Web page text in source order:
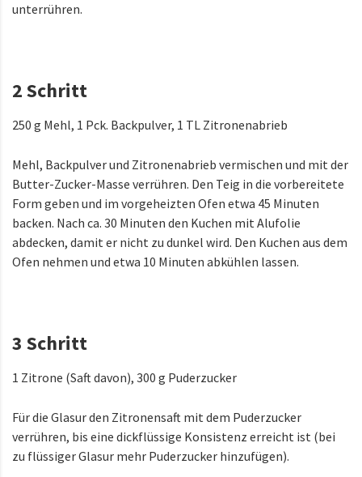
unterrühren.
2 Schritt
250 g Mehl, 1 Pck. Backpulver, 1 TL Zitronenabrieb
Mehl, Backpulver und Zitronenabrieb vermischen und mit der
Butter-Zucker-Masse verrühren. Den Teig in die vorbereitete
Form geben und im vorgeheizten Ofen etwa 45 Minuten
backen. Nach ca. 30 Minuten den Kuchen mit Alufolie
abdecken, damit er nicht zu dunkel wird. Den Kuchen aus dem
Ofen nehmen und etwa 10 Minuten abkühlen lassen.
3 Schritt
1 Zitrone (Saft davon), 300 g Puderzucker
Für die Glasur den Zitronensaft mit dem Puderzucker
verrühren, bis eine dickflüssige Konsistenz erreicht ist (bei
zu flüssiger Glasur mehr Puderzucker hinzufügen).